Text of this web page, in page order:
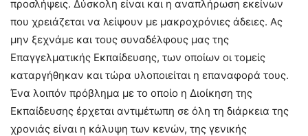
προσλήψεις. Δύσκολη είναι και η αναπλήρωση εκείνων
που χρειάζεται να λείψουν με μακροχρόνιες άδειες. Ας
μην ξεχνάμε και τους συναδέλφους μας της
Επαγγελματικής Εκπαίδευσης, των οποίων οι τομείς
καταργήθηκαν και τώρα υλοποιείται η επαναφορά τους.
Ένα λοιπόν πρόβλημα με το οποίο η Διοίκηση της
Εκπαίδευσης έρχεται αντιμέτωπη σε όλη τη διάρκεια της
χρονιάς είναι η κάλυψη των κενών, της γενικής